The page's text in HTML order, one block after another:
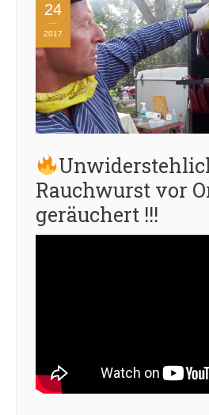
24
2017
Rauchwurst vor
geräuchert !!!